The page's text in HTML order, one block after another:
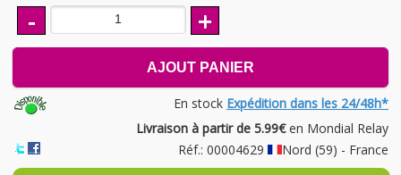
- +
AJOUT PANIER
En stock Expédition dans les 24/48h*
Livraison à partir de 5.99€en Mondial Relay
Réf.: 00004629
Nord (59) - France